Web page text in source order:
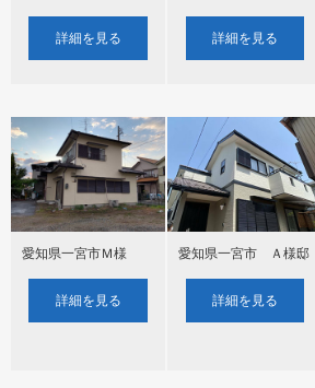
詳細を見る 詳細を見る
愛知県一宮市Ｍ様
詳細を見る
愛知県一宮市 Ａ様邸
詳細を見る